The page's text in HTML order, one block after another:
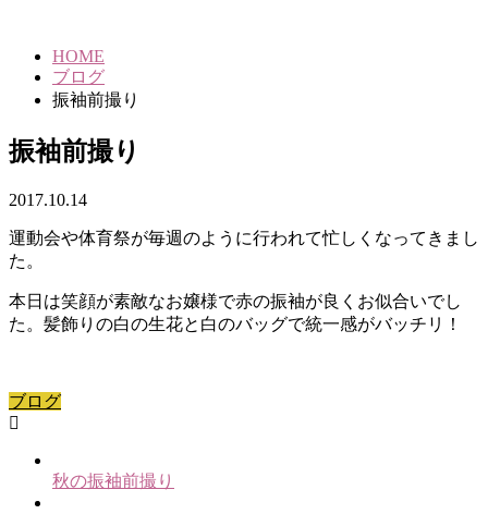
HOME
ブログ
振袖前撮り
振袖前撮り
2017.10.14
運動会や体育祭が毎週のように行われて忙しくなってきまし
た。
本日は笑顔が素敵なお嬢様で赤の振袖が良くお似合いでし
た。髪飾りの白の生花と白のバッグで統一感がバッチリ！
ブログ
秋の振袖前撮り